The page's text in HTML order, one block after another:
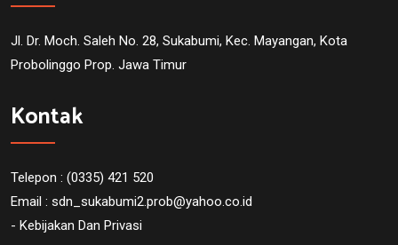
Jl. Dr. Moch. Saleh No. 28, Sukabumi, Kec. Mayangan, Kota
Probolinggo Prop. Jawa Timur
Kontak
Telepon : (0335) 421 520
Email : sdn_sukabumi2.prob@yahoo.co.id
- Kebijakan Dan Privasi